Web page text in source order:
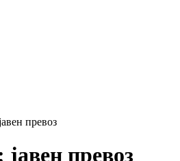
превоз
превоз